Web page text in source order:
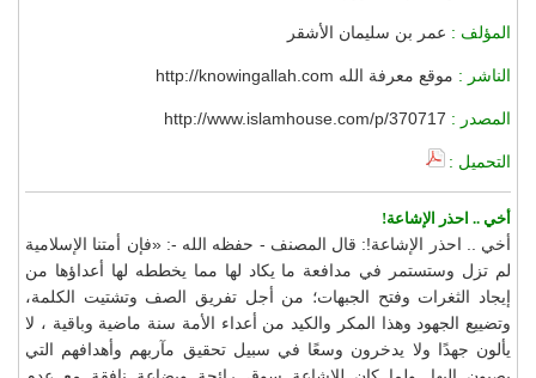
المؤلف : عمر بن سليمان الأشقر
الناشر : موقع معرفة الله http://knowingallah.com
المصدر : http://www.islamhouse.com/p/370717
التحميل :
أخي .. احذر الإشاعة!
أخي .. احذر الإشاعة!: قال المصنف - حفظه الله -: «فإن أمتنا الإسلامية
لم تزل وستستمر في مدافعة ما يكاد لها مما يخططه لها أعداؤها من
إيجاد الثغرات وفتح الجبهات؛ من أجل تفريق الصف وتشتيت الكلمة،
وتضييع الجهود وهذا المكر والكيد من أعداء الأمة سنة ماضية وباقية ، لا
يألون جهدًا ولا يدخرون وسعًا في سبيل تحقيق مآربهم وأهدافهم التي